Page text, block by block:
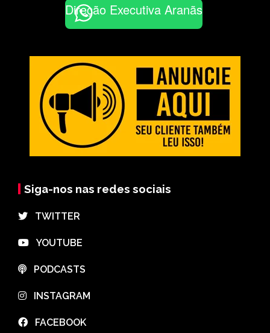
Direção Executiva Aranãs
Siga-nos nas redes sociais
⠀TWITTER
⠀YOUTUBE
⠀PODCASTS
⠀INSTAGRAM
⠀FACEBOOK